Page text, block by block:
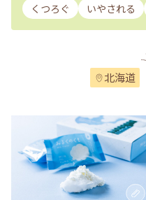
くつろぐ
いやされる
北海道